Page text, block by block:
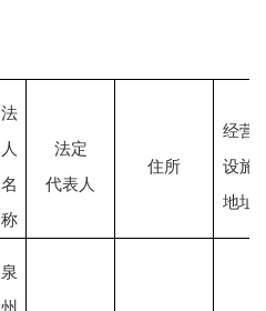
法
人
名
称
法定
代表人
住所
经营
设施
地址
泉
州